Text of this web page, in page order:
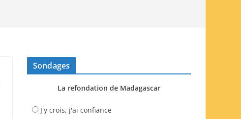
Sondages
La refondation de Madagascar
J'y crois, j'ai confiance